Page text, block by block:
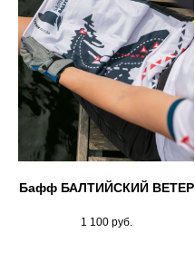
Бафф БАЛТИЙСКИЙ ВЕТЕР
1 100 руб.